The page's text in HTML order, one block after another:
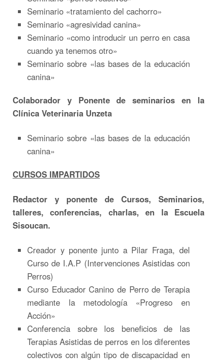
Seminario «tratamiento del cachorro»
Seminario «agresividad canina»
Seminario «como introducir un perro en casa
cuando ya tenemos otro»
Seminario sobre «las bases de la educación
canina»
Colaborador y Ponente de seminarios en la
Clínica Veterinaria Unzeta
Seminario sobre «las bases de la educación
canina»
CURSOS IMPARTIDOS
Redactor y ponente de Cursos, Seminarios,
talleres, conferencias, charlas, en la Escuela
Sisoucan.
Creador y ponente junto a Pilar Fraga, del
Curso de I.A.P (Intervenciones Asistidas con
Perros)
Curso Educador Canino de Perro de Terapia
mediante la metodología «Progreso en
Acción»
Conferencia sobre los beneficios de las
Terapias Asistidas de perros en los diferentes
colectivos con algún tipo de discapacidad en